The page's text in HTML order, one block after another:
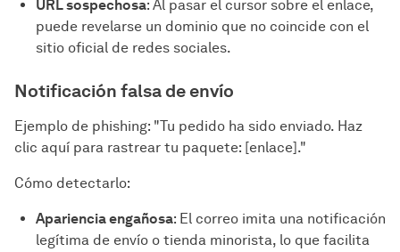
URL sospechosa: Al pasar el cursor sobre el enlace,
puede revelarse un dominio que no coincide con el
sitio oficial de redes sociales.
Notificación falsa de envío
Ejemplo de phishing: "Tu pedido ha sido enviado. Haz
clic aquí para rastrear tu paquete: [enlace]."
Cómo detectarlo:
Apariencia engañosa: El correo imita una notificación
legítima de envío o tienda minorista, lo que facilita